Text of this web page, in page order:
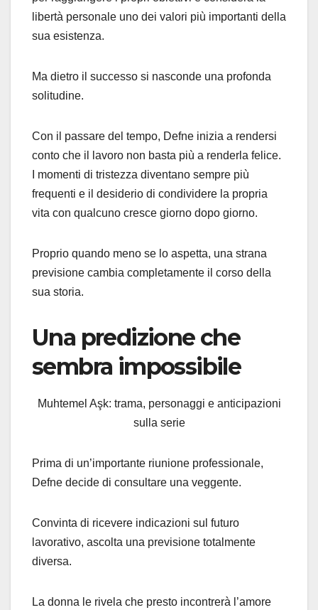
libertà personale uno dei valori più importanti della
sua esistenza.
Ma dietro il successo si nasconde una profonda
solitudine.
Con il passare del tempo, Defne inizia a rendersi
conto che il lavoro non basta più a renderla felice.
I momenti di tristezza diventano sempre più
frequenti e il desiderio di condividere la propria
vita con qualcuno cresce giorno dopo giorno.
Proprio quando meno se lo aspetta, una strana
previsione cambia completamente il corso della
sua storia.
Una predizione che
sembra impossibile
Muhtemel Aşk: trama, personaggi e anticipazioni
sulla serie
Prima di un’importante riunione professionale,
Defne decide di consultare una veggente.
Convinta di ricevere indicazioni sul futuro
lavorativo, ascolta una previsione totalmente
diversa.
La donna le rivela che presto incontrerà l’amore